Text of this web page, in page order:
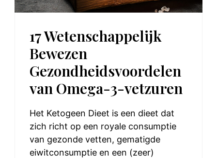
17 Wetenschappelijk
Bewezen
Gezondheidsvoordelen
van Omega-3-vetzuren
Het Ketogeen Dieet is een dieet dat
zich richt op een royale consumptie
van gezonde vetten, gematigde
eiwitconsumptie en een (zeer)